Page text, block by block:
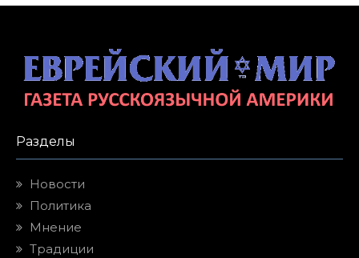
Разделы
Новости
Политика
Мнение
Традиции